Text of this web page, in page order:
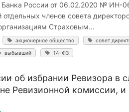
России от 06.02.2020 № ИН-
членов совета
Страховым...
акционерное общество совет
выбывший 14-ФЗ
об избрании Ревизора в
Ревизионной комиссии,